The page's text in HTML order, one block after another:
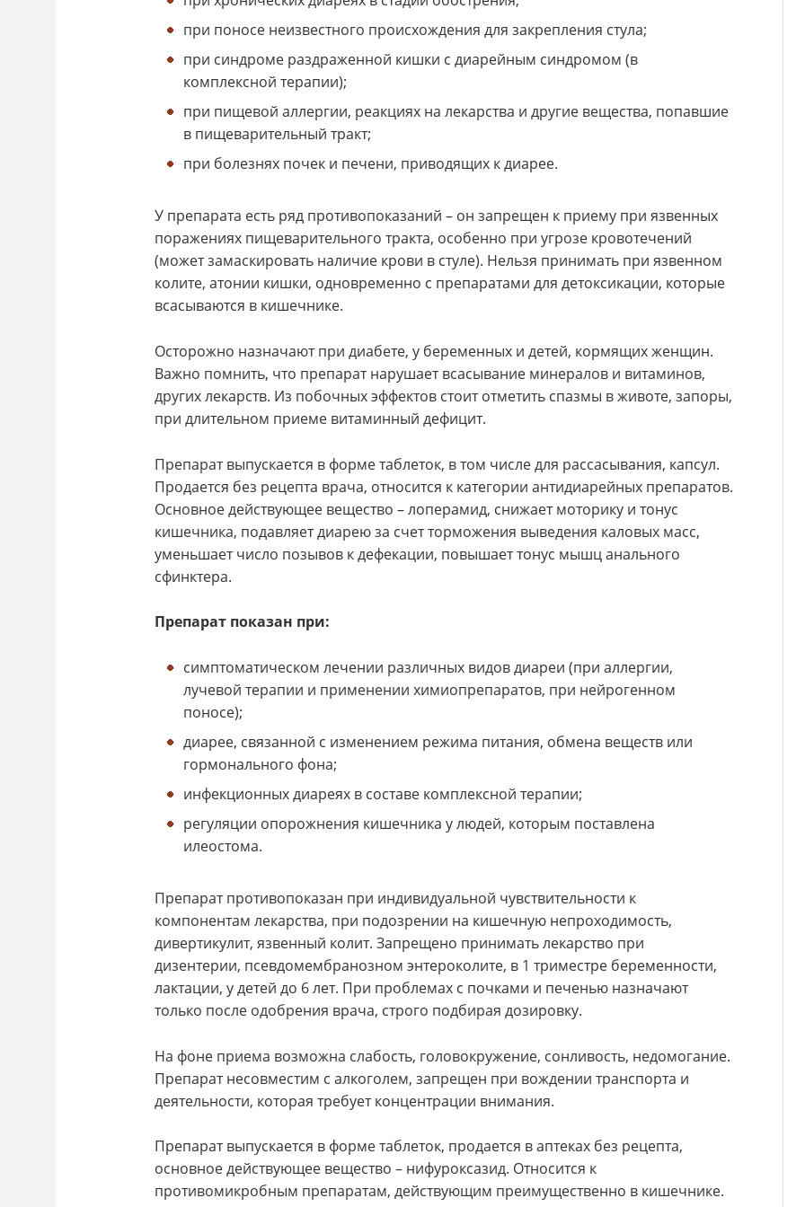
при поносе неизвестного происхождения для закрепления стула;
при синдроме раздраженной кишки с диарейным синдромом (в
комплексной терапии);
при пищевой аллергии, реакциях на лекарства и другие вещества, попавшие
в пищеварительный тракт;
при болезнях почек и печени, приводящих к диарее.
У препарата есть ряд противопоказаний – он запрещен к приему при язвенных
поражениях пищеварительного тракта, особенно при угрозе кровотечений
(может замаскировать наличие крови в стуле). Нельзя принимать при язвенном
колите, атонии кишки, одновременно с препаратами для детоксикации, которые
всасываются в кишечнике.
Осторожно назначают при диабете, у беременных и детей, кормящих женщин.
Важно помнить, что препарат нарушает всасывание минералов и витаминов,
других лекарств. Из побочных эффектов стоит отметить спазмы в животе, запоры,
при длительном приеме витаминный дефицит.
Препарат выпускается в форме таблеток, в том числе для рассасывания, капсул.
Продается без рецепта врача, относится к категории антидиарейных препаратов.
Основное действующее вещество – лоперамид, снижает моторику и тонус
кишечника, подавляет диарею за счет торможения выведения каловых масс,
уменьшает число позывов к дефекации, повышает тонус мышц анального
сфинктера.
Препарат показан при:
симптоматическом лечении различных видов диареи (при аллергии,
лучевой терапии и применении химиопрепаратов, при нейрогенном
поносе);
диарее, связанной с изменением режима питания, обмена веществ или
гормонального фона;
инфекционных диареях в составе комплексной терапии;
регуляции опорожнения кишечника у людей, которым поставлена
илеостома.
Препарат противопоказан при индивидуальной чувствительности к
компонентам лекарства, при подозрении на кишечную непроходимость,
дивертикулит, язвенный колит. Запрещено принимать лекарство при
дизентерии, псевдомембранозном энтероколите, в 1 триместре беременности,
лактации, у детей до 6 лет. При проблемах с почками и печенью назначают
только после одобрения врача, строго подбирая дозировку.
На фоне приема возможна слабость, головокружение, сонливость, недомогание.
Препарат несовместим с алкоголем, запрещен при вождении транспорта и
деятельности, которая требует концентрации внимания.
Препарат выпускается в форме таблеток, продается в аптеках без рецепта,
основное действующее вещество – нифуроксазид. Относится к
противомикробным препаратам, действующим преимущественно в кишечнике.